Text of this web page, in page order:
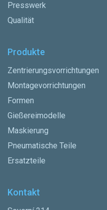
Presswerk
Qualität
Produkte
Zentrierungsvorrichtungen
Montagevorrichtungen
Formen
Gießereimodelle
Maskierung
Pneumatische Teile
Ersatzteile
Kontakt